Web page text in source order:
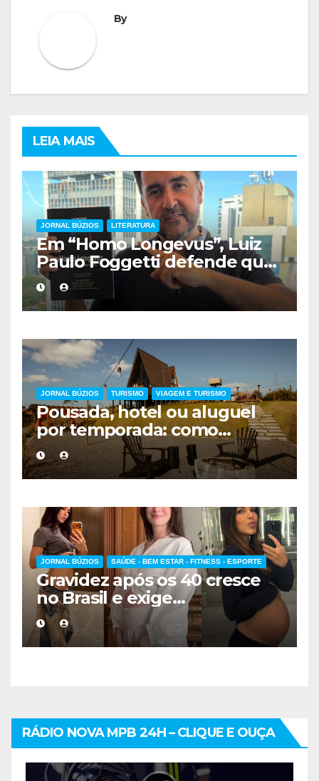
By
LEIA MAIS
JORNAL BÚZIOS LITERATURA
Em “Homo Longevus”, Luiz
Paulo Foggetti defende que
viver mais exigirá uma nova
forma de encarar a vida
JORNAL BÚZIOS TURISMO VIAGEM E TURISMO
Pousada, hotel ou aluguel
por temporada: como
escolher a melhor
hospedagem
JORNAL BÚZIOS SAÚDE - BEM ESTAR - FITNESS - ESPORTE
Gravidez após os 40 cresce
no Brasil e exige
acompanhamento médico
mais cuidadoso
RÁDIO NOVA MPB 24H – CLIQUE E OUÇA